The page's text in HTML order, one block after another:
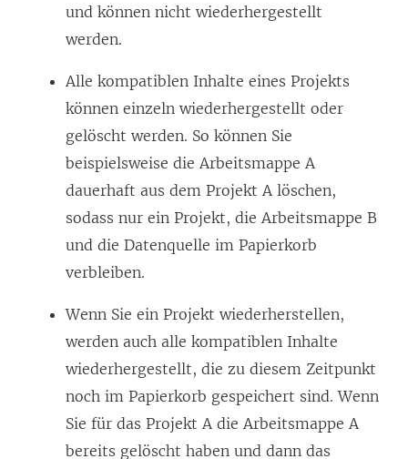
und können nicht wiederhergestellt
werden.
Alle kompatiblen Inhalte eines Projekts
können einzeln wiederhergestellt oder
gelöscht werden. So können Sie
beispielsweise die Arbeitsmappe A
dauerhaft aus dem Projekt A löschen,
sodass nur ein Projekt, die Arbeitsmappe B
und die Datenquelle im Papierkorb
verbleiben.
Wenn Sie ein Projekt wiederherstellen,
werden auch alle kompatiblen Inhalte
wiederhergestellt, die zu diesem Zeitpunkt
noch im Papierkorb gespeichert sind. Wenn
Sie für das Projekt A die Arbeitsmappe A
bereits gelöscht haben und dann das